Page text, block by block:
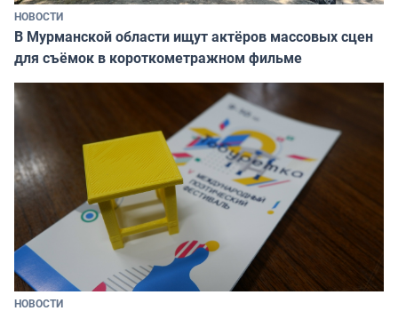
НОВОСТИ
В Мурманской области ищут актёров массовых сцен
для съёмок в короткометражном фильме
НОВОСТИ